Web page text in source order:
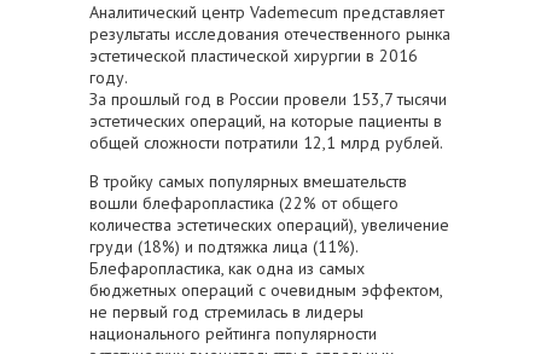
Аналитический центр Vademecum представляет
результаты исследования отечественного рынка
эстетической пластической хирургии в 2016
году.
За прошлый год в России провели 153,7 тысячи
эстетических операций, на которые пациенты в
общей сложности потратили 12,1 млрд рублей.
В тройку самых популярных вмешательств
вошли блефаропластика (22% от общего
количества эстетических операций), увеличение
груди (18%) и подтяжка лица (11%).
Блефаропластика, как одна из самых
бюджетных операций с очевидным эффектом,
не первый год стремилась в лидеры
национального рейтинга популярности